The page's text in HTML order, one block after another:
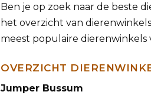
Ben je op zoek naar de beste
het overzicht van
meest populaire dierenwinkels
OVERZICHT
Jumper Bussum